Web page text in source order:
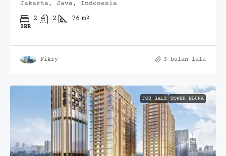
Jakarta, Java, Indonesia
2 2 76 m²
2BR
Fikry 3 bulan lalu
FOR SALE TOWER ELUNA